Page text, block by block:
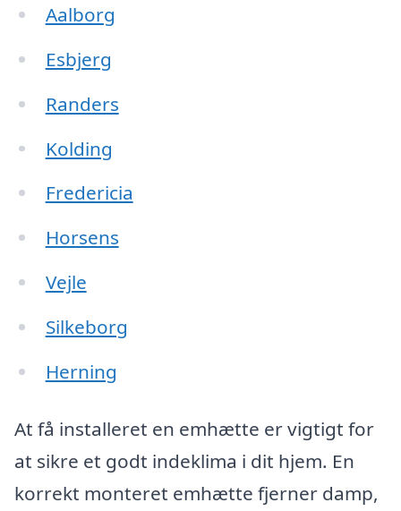
Aalborg
Esbjerg
Randers
Kolding
Fredericia
Horsens
Vejle
Silkeborg
Herning
At få installeret en emhætte er vigtigt for
at sikre et godt indeklima i dit hjem. En
korrekt monteret emhætte fjerner damp,